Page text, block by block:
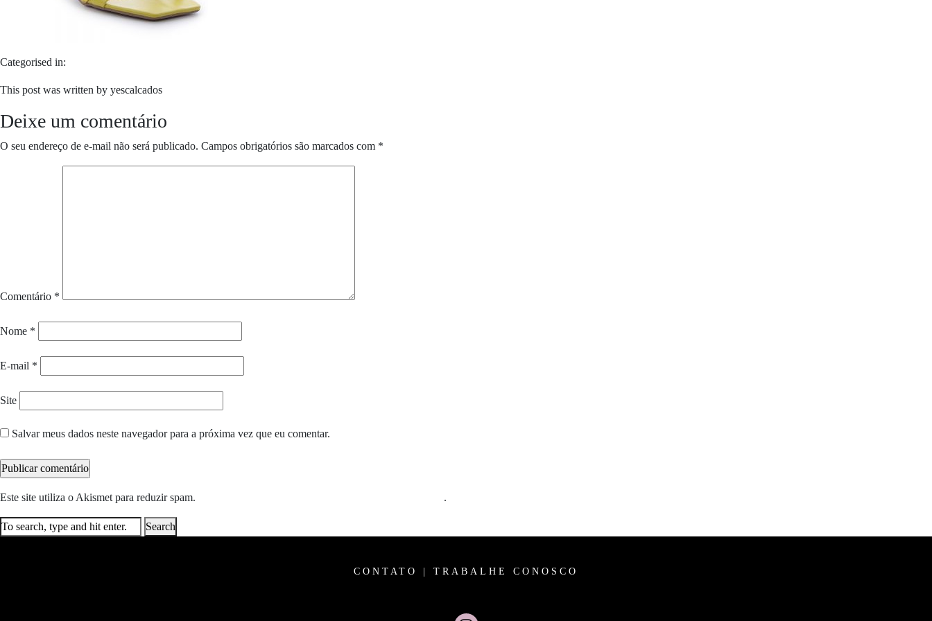
Categorised in:
This post was written by yescalcados
Deixe um comentário
O seu endereço de e-mail não será publicado. Campos obrigatórios são marcados com *
Comentário *
Nome *
E-mail *
Site
Salvar meus dados neste navegador para a próxima vez que eu comentar.
Este site utiliza o Akismet para reduzir spam. .
Search
CONTATO TRABALHE CONOSCO